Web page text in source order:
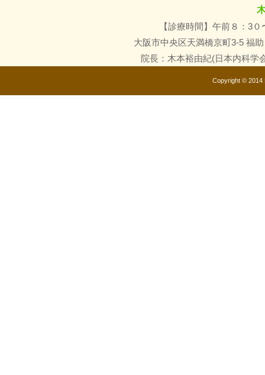
【診療時間】午前８：3
大阪市中央区天満橋京町3-5 福
院長：木本裕由紀(日本内科学
Copyright © 2014